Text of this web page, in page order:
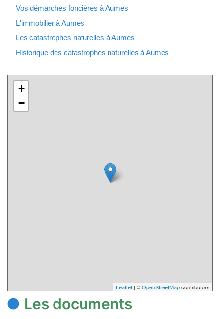
Vos démarches foncières à Aumes
L'immobilier à Aumes
Les catastrophes naturelles à Aumes
Historique des catastrophes naturelles à Aumes
+
−
Leaflet | ©OpenStreetMapcontributors
Les documents